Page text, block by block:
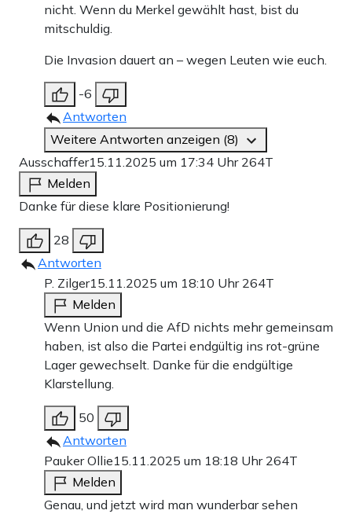
nicht. Wenn du Merkel gewählt hast, bist du
mitschuldig.
Die Invasion dauert an – wegen Leuten wie euch.
-6
Antworten
Weitere Antworten anzeigen (8)
Ausschaffer15.11.2025 um 17:34 Uhr 264T
Melden
Danke für diese klare Positionierung!
28
Antworten
P. Zilger15.11.2025 um 18:10 Uhr 264T
Melden
Wenn Union und die AfD nichts mehr gemeinsam
haben, ist also die Partei endgültig ins rot-grüne
Lager gewechselt. Danke für die endgültige
Klarstellung.
50
Antworten
Pauker Ollie15.11.2025 um 18:18 Uhr 264T
Melden
Genau, und jetzt wird man wunderbar sehen